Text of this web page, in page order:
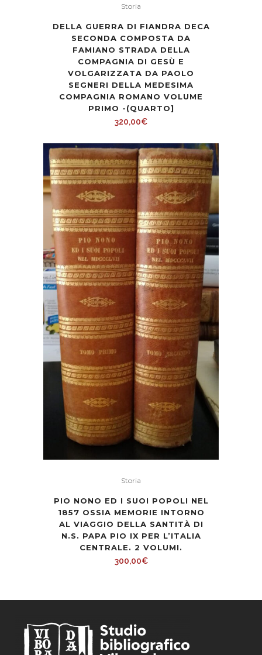
Storia
DELLA GUERRA DI FIANDRA DECA
SECONDA COMPOSTA DA
FAMIANO STRADA DELLA
COMPAGNIA DI GESÙ E
VOLGARIZZATA DA PAOLO
SEGNERI DELLA MEDESIMA
COMPAGNIA ROMANO VOLUME
PRIMO -(QUARTO]
320,00€
Storia
PIO NONO ED I SUOI POPOLI NEL
1857 OSSIA MEMORIE INTORNO
AL VIAGGIO DELLA SANTITÀ DI
N.S. PAPA PIO IX PER L’ITALIA
CENTRALE. 2 VOLUMI.
300,00€